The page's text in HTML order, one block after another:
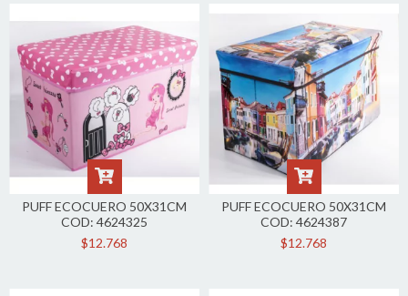
PUFF ECOCUERO 50X31CM
COD: 4624325
$12.768
PUFF ECOCUERO 50X31CM
COD: 4624387
$12.768